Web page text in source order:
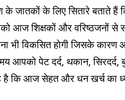
जातकों के लिए सितारे बताते हैं
आज शिक्षकों और वरिष्ठजनों
भी विकसित होगी जिसके
आपको पेट दर्द, थकान,
कि आज सेहत और धन खर्च का